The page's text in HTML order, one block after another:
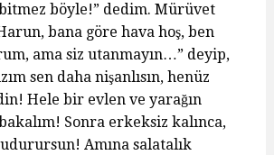
böyle!” dedim. Mürüvet
bana göre hava hoş, ben
ama siz utanmayın…” deyip,
sen daha nişanlısın, henüz
Hele bir evlen ve yarağın
Sonra erkeksiz kalınca,
Amına salatalık